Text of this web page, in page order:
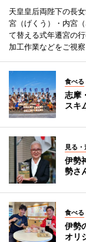
天皇皇后両陛下の長
宮（げくう）・内宮
て替える式年遷宮の
加工作業などをご視察
食べる
志摩
スキ
見る
伊勢
勢さ
食べる
伊勢
オリ